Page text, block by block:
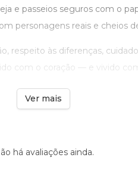
e passeios seguros com o
personagens reais e cheios
respeito às diferenças,
com o coração — e vivido com
Ver mais
há avaliações ainda.